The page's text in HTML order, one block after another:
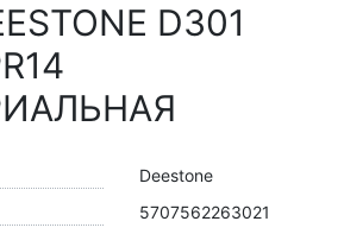
D301
Deestone
5707562263021